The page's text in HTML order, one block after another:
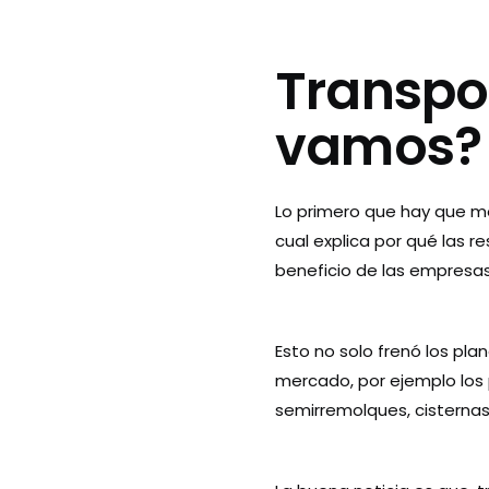
vamos?
Lo primero que hay que
cual explica por qué las
beneficio de las
Esto no solo frenó los
mercado, por ejemplo
semirremolques,